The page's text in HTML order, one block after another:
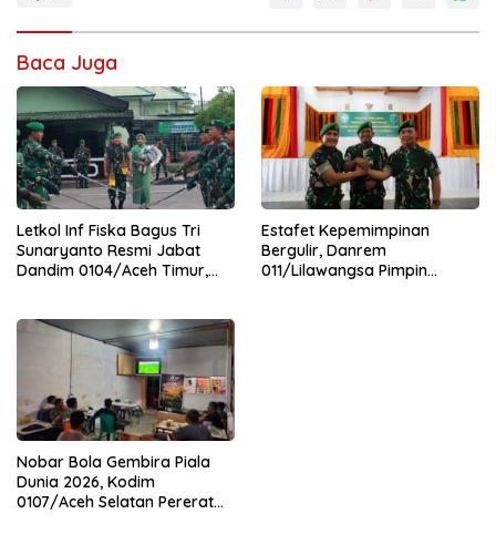
Baca Juga
Letkol Inf Fiska Bagus Tri
Sunaryanto Resmi Jabat
Dandim 0104/Aceh Timur,
0104/Atim
Estafet Kepemimpinan
Bergulir, Danrem
011/Lilawangsa Pimpin
Nobar Bola Gembira Piala
Dunia 2026, Kodim
0107/Aceh Selatan Pererat